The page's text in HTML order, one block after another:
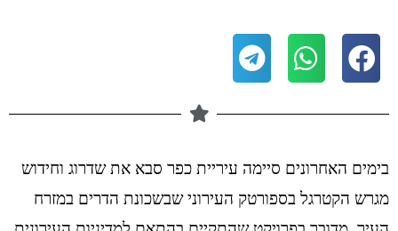
בימים האחרונים סיימה עיריית כפר סבא את שדרוג וחידוש
מגרש הקטרגל בספורטק העירוני שבשכונת הדרים במזרח